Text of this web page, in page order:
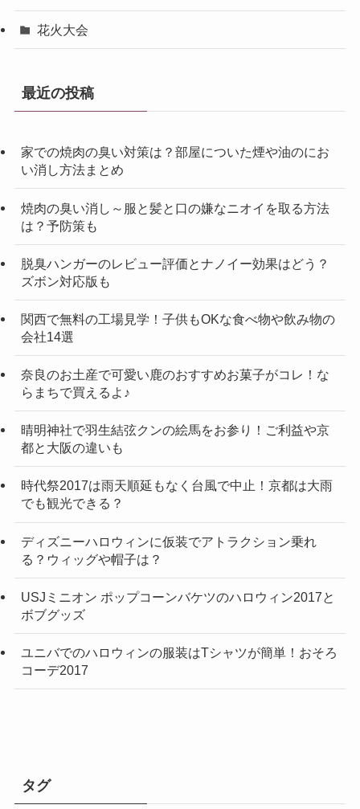
花火大会
最近の投稿
家での焼肉の臭い対策は？部屋についた煙や油のにお
い消し方法まとめ
焼肉の臭い消し～服と髪と口の嫌なニオイを取る方法
は？予防策も
脱臭ハンガーのレビュー評価とナノイー効果はどう？
ズボン対応版も
関西で無料の工場見学！子供もOKな食べ物や飲み物の
会社14選
奈良のお土産で可愛い鹿のおすすめお菓子がコレ！な
らまちで買えるよ♪
晴明神社で羽生結弦クンの絵馬をお参り！ご利益や京
都と大阪の違いも
時代祭2017は雨天順延もなく台風で中止！京都は大雨
でも観光できる？
ディズニーハロウィンに仮装でアトラクション乗れ
る？ウィッグや帽子は？
USJミニオン ポップコーンバケツのハロウィン2017と
ボブグッズ
ユニバでのハロウィンの服装はTシャツが簡単！おそろ
コーデ2017
タグ